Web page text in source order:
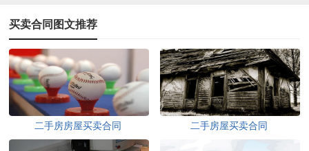
买卖合同图文推荐
二手房房屋买卖合同 二手房屋买卖合同